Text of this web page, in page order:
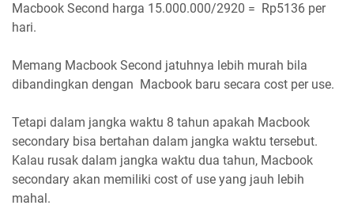
Macbook Second harga 15.000.000/2920 = Rp5136 per
hari.
Memang Macbook Second jatuhnya lebih murah bila
dibandingkan dengan Macbook baru secara cost per use.
Tetapi dalam jangka waktu 8 tahun apakah Macbook
secondary bisa bertahan dalam jangka waktu tersebut.
Kalau rusak dalam jangka waktu dua tahun, Macbook
secondary akan memiliki cost of use yang jauh lebih
mahal.